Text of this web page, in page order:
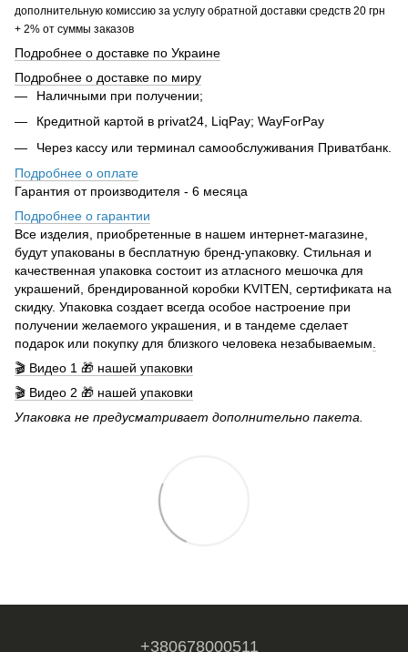
дополнительную комиссию за услугу обратной доставки средств 20 грн
+ 2% от суммы заказов
Подробнее о доставке по Украине
Подробнее о доставке по миру
Наличными при получении;
Кредитной картой в privat24, LiqPay; WayForPay
Через кассу или терминал самообслуживания Приватбанк.
Подробнее о оплате
Гарантия от производителя - 6 месяца
Подробнее о гарантии
Все изделия, приобретенные в нашем интернет-магазине,
будут упакованы в бесплатную бренд-упаковку. Стильная и
качественная упаковка состоит из атласного мешочка для
украшений, брендированной коробки KVITEN, сертификата на
скидку. Упаковка создает всегда особое настроение при
получении желаемого украшения, и в тандеме сделает
подарок или покупку для близкого человека незабываемым
🎬 Видео 1 🎁 нашей упаковки
🎬 Видео 2 🎁 нашей упаковки
Упаковка не предусматривает дополнительно пакета.
+380678000511